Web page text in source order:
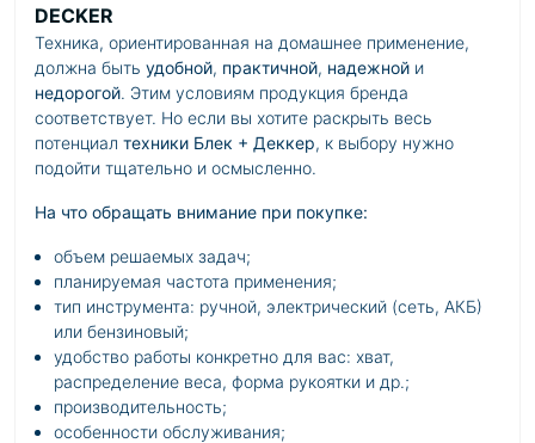
DECKER
Техника, ориентированная на домашнее применение,
должна быть удобной, практичной, надежной и
недорогой. Этим условиям продукция бренда
соответствует. Но если вы хотите раскрыть весь
потенциал техники Блек + Деккер, к выбору нужно
подойти тщательно и осмысленно.
На что обращать внимание при покупке:
объем решаемых задач;
планируемая частота применения;
тип инструмента: ручной, электрический (сеть, АКБ)
или бензиновый;
удобство работы конкретно для вас: хват,
распределение веса, форма рукоятки и др.;
производительность;
особенности обслуживания;